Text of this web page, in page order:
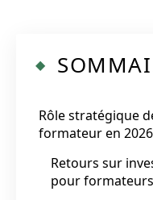
Rôle stratégique
formateur en 2026
Retours sur
pour formateurs